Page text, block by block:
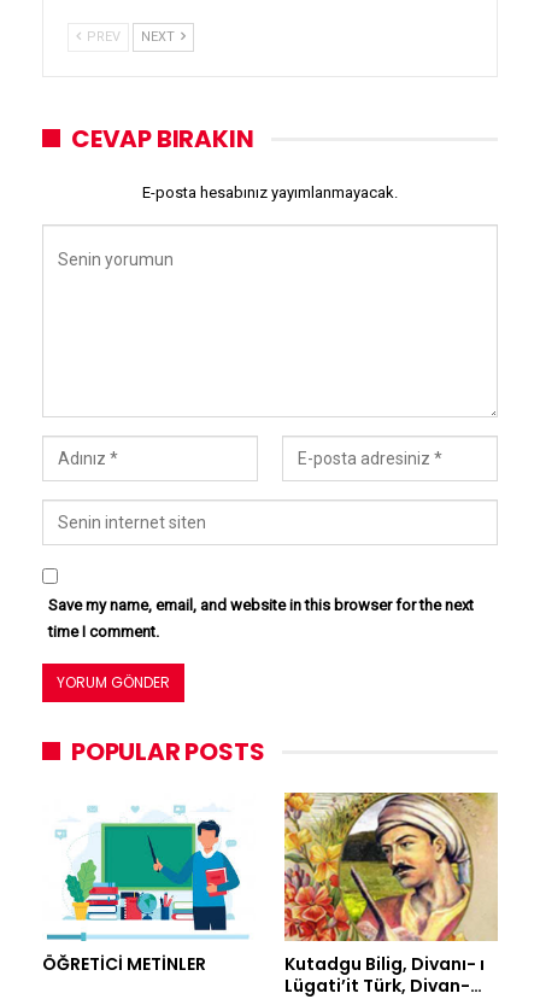
PREV NEXT
CEVAP BIRAKIN
E-posta hesabınız yayımlanmayacak.
Save my name, email, and website in this browser for the next
time I comment.
POPULAR POSTS
ÖĞRETİCİ METİNLER
Kutadgu Bilig, Divanı- ı
Lügati’it Türk, Divan-…